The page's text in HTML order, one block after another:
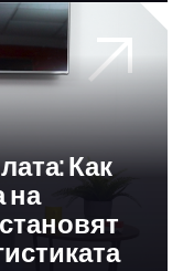
Райт помага на
Как
на